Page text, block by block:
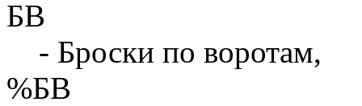
БВ
- Броски по воротам,
%БВ